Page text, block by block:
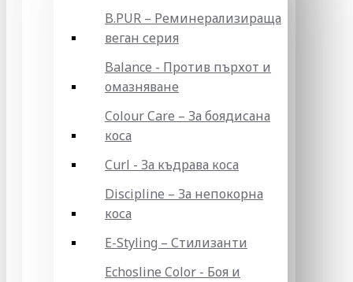
B.PUR – Реминерализираща
веган серия
Balance - Против пърхот и
омазняване
Colour Care – За боядисана
коса
Curl - За къдрава коса
Discipline – За непокорна
коса
E-Styling – Стилизанти
Echosline Color - Боя и